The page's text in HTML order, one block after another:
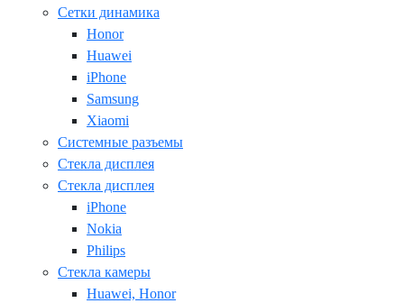
Сетки динамика
Honor
Huawei
iPhone
Samsung
Xiaomi
Системные разъемы
Стекла дисплея
Стекла дисплея
iPhone
Nokia
Philips
Стекла камеры
Huawei, Honor